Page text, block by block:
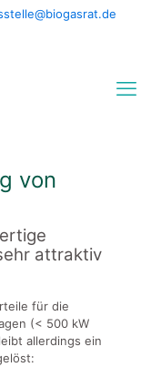
von
attraktiv
für die
(< 500 kW
allerdings ein